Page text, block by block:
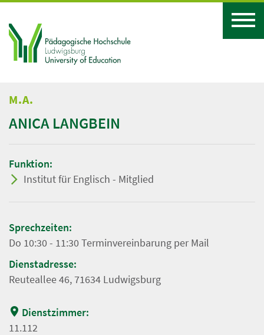
M.A.
ANICA LANGBEIN
Funktion:
Institut für Englisch - Mitglied
Sprechzeiten:
Do 10:30 - 11:30 Terminvereinbarung per Mail
Dienstadresse:
Reuteallee 46, 71634 Ludwigsburg
Dienstzimmer:
11.112